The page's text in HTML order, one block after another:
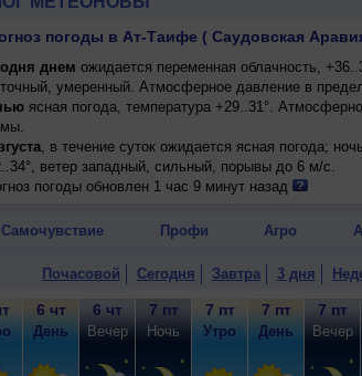
погоды в Ат-Таифе ( Саудовская
днем ожидается переменная облачность,
умеренный. Атмосферное давление в
ясная погода, температура +29..31°.
, в течение суток ожидается ясная погода;
ветер западный, сильный, порывы до 6 м/с.
погоды обновлен 1 час 9 минут назад
Самочувствие Профи Агро
Почасовой Сегодня Завтра 3 дня
6 чт
День
6 чт
Вечер
7 пт
Ночь
7 пт
Утро
7 пт
День
7 пт
Вечер